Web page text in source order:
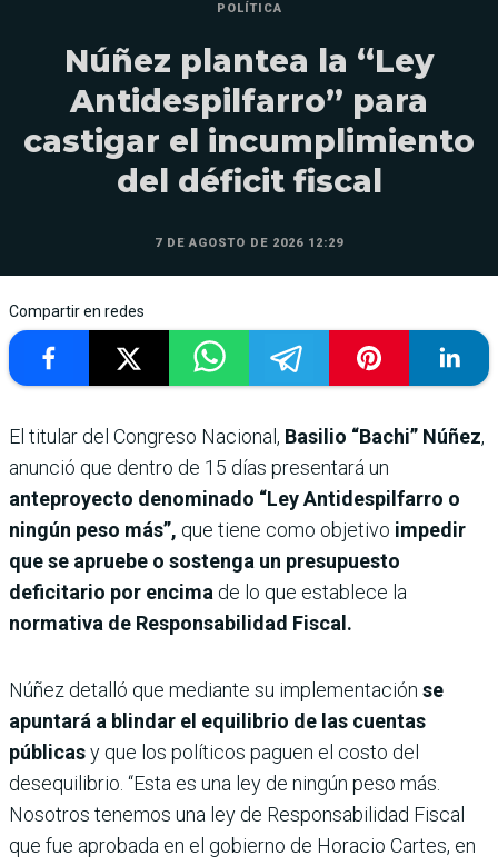
POLÍTICA
Núñez plantea la “Ley
Antidespilfarro” para
castigar el incumplimiento
del déficit fiscal
7 DE AGOSTO DE 2026 12:29
Compartir en redes
El titular del Congreso Nacional, Basilio “Bachi” Núñez,
anunció que dentro de 15 días presentará un
anteproyecto denominado “Ley Antidespilfarro o
ningún peso más”, que tiene como objetivo impedir
que se apruebe o sostenga un presupuesto
deficitario por encima de lo que establece la
normativa de Responsabilidad Fiscal.
Núñez detalló que mediante su implementación se
apuntará a blindar el equilibrio de las cuentas
públicasy que los políticos paguen el costo del
desequilibrio. “Esta es una ley de ningún peso más.
Nosotros tenemos una ley de Responsabilidad Fiscal
que fue aprobada en el gobierno de Horacio Cartes, en